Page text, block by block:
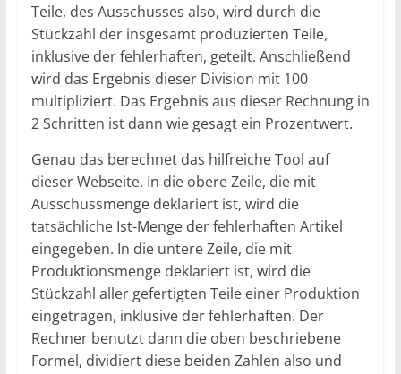
Teile, des Ausschusses also, wird durch die
Stückzahl der insgesamt produzierten Teile,
inklusive der fehlerhaften, geteilt. Anschließend
wird das Ergebnis dieser Division mit 100
multipliziert. Das Ergebnis aus dieser Rechnung in
2 Schritten ist dann wie gesagt ein Prozentwert.
Genau das berechnet das hilfreiche Tool auf
dieser Webseite. In die obere Zeile, die mit
Ausschussmenge deklariert ist, wird die
tatsächliche Ist-Menge der fehlerhaften Artikel
eingegeben. In die untere Zeile, die mit
Produktionsmenge deklariert ist, wird die
Stückzahl aller gefertigten Teile einer Produktion
eingetragen, inklusive der fehlerhaften. Der
Rechner benutzt dann die oben beschriebene
Formel, dividiert diese beiden Zahlen also und